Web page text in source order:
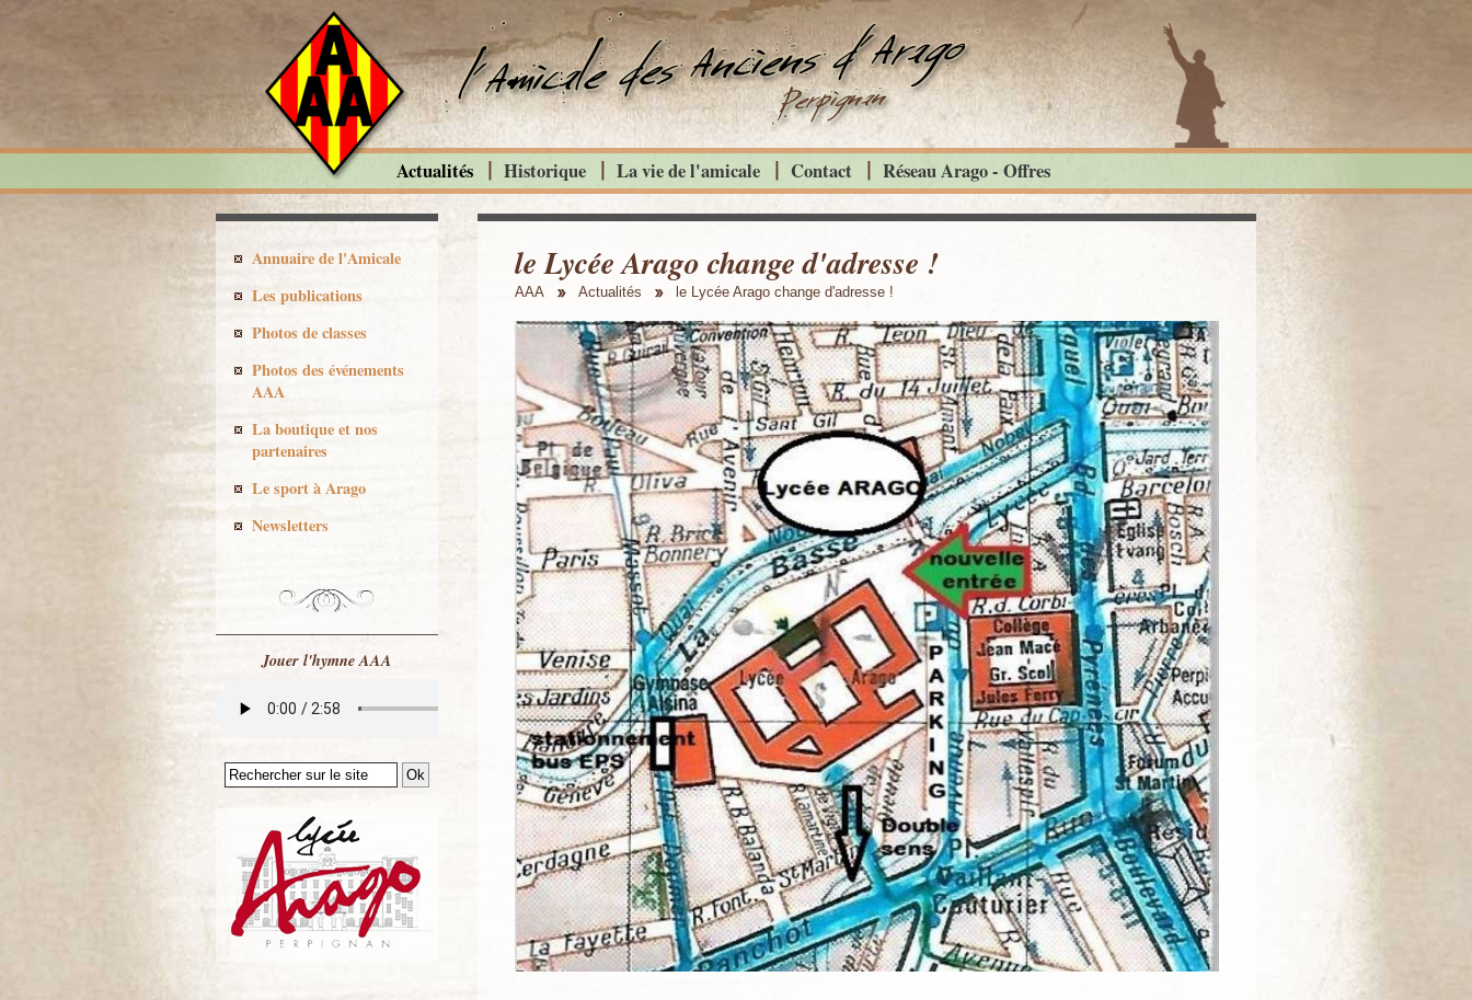
le Lycée Arago change d'adresse !
AAA Actualités le Lycée Arago change d'adresse !
Actualités Historique La vie de l'amicale Contact Réseau Arago - Offres
Annuaire de l'Amicale
Les publications
Photos de classes
Photos des événements
AAA
La boutique et nos
partenaires
Le sport à Arago
Newsletters
Jouer l'hymne AAA